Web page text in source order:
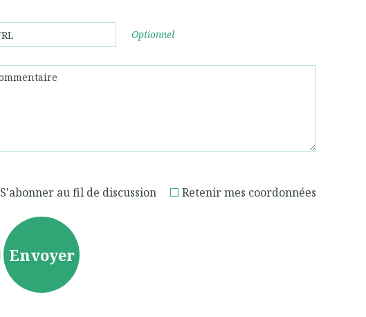
Optionnel
Retenir mes coordonnées
S'abonner au fil de discussion